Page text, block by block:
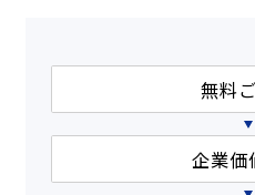
無料
企業価